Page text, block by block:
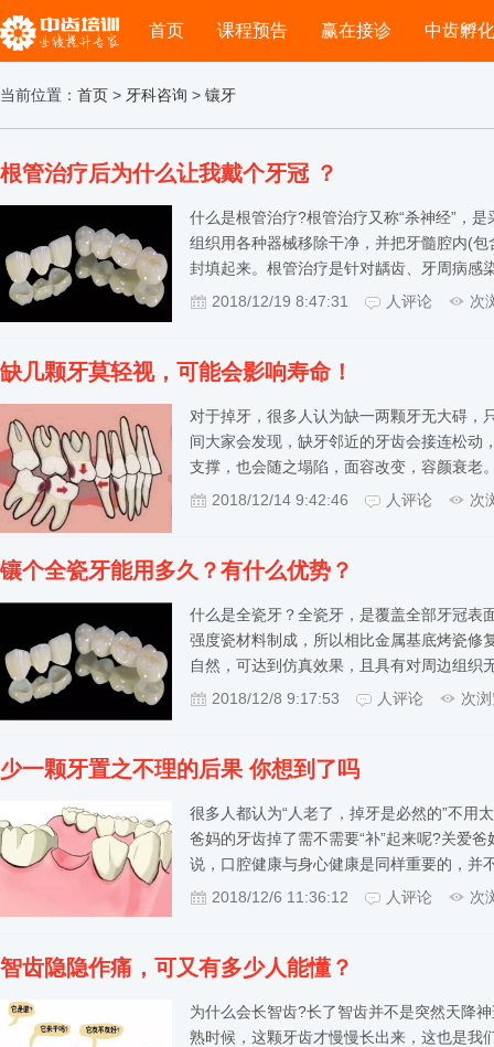
首页 课程预告 赢在接诊 中齿孵
当前位置： 首页 > 牙科咨询 > 镶牙
根管治疗后为什么让我戴个牙冠 ？
什么是根管治疗?根管治疗又称“杀神经”，
组织用各种器械移除干净，并把牙髓腔内(
封填起来。根管治疗是针对龋齿、牙周病
2018/12/19 8:47:31
人评论 次
缺几颗牙莫轻视，可能会影响寿命！
对于掉牙，很多人认为缺一两颗牙无大碍，
间大家会发现，缺牙邻近的牙齿会接连松动
支撑，也会随之塌陷，面容改变，容颜衰
2018/12/14 9:42:46
人评论 次
镶个全瓷牙能用多久？有什么优势？
什么是全瓷牙？全瓷牙，是覆盖全部牙冠表
强度瓷材料制成，所以相比金属基底烤瓷修
自然，可达到仿真效果，且具有对周边组
2018/12/8 9:17:53
人评论 次
少一颗牙置之不理的后果 你想到了吗
很多人都认为“人老了，掉牙是必然的”不用
爸妈的牙齿掉了需不需要“补”起来呢?关爱
说，口腔健康与身心健康是同样重要的，并
2018/12/6 11:36:12
人评论 次
智齿隐隐作痛，可又有多少人能懂？
为什么会长智齿?长了智齿并不是突然天降
熟时候，这颗牙齿才慢慢长出来，这也是我